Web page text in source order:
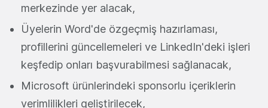
merkezinde yer alacak,
Üyelerin Word'de özgeçmiş hazırlaması,
profillerini güncellemeleri ve LinkedIn'deki işleri
keşfedip onları başvurabilmesi sağlanacak,
Microsoft ürünlerindeki sponsorlu içeriklerin
verimlilikleri geliştirilecek,